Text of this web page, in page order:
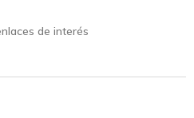
de interés